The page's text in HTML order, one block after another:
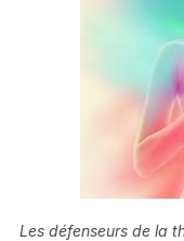
Les défenseurs de la